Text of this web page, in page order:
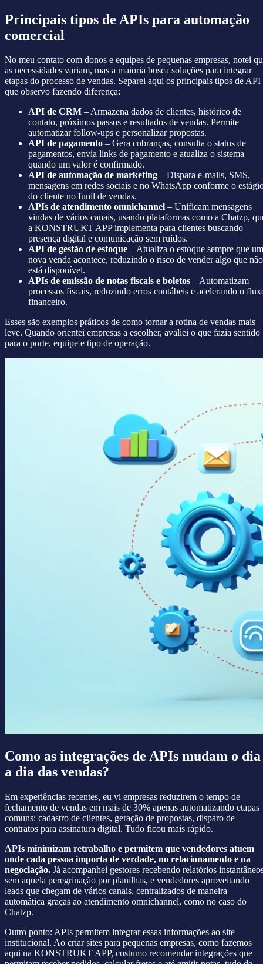
Principais tipos de APIs para automação
comercial
No meu contato com donos e equipes de pequenas empresas, notei
as necessidades variam, mas a maioria busca soluções para integrar
etapas do processo de vendas. Separei aqui os principais tipos de API
que observo fazendo diferença:
API de CRM – Armazena dados de clientes, histórico de
contato, próximos passos e resultados de vendas. Permite
automatizar follow-ups e personalizar propostas.
API de pagamento – Gera cobranças, consulta o status de
pagamentos, envia links de pagamento e atualiza o sistema
quando um valor é confirmado.
API de automação de marketing – Dispara e-mails, SMS,
mensagens em redes sociais e no WhatsApp conforme o
do cliente no funil de vendas.
APIs de atendimento omnichannel – Unificam mensagens
vindas de vários canais, usando plataformas como a Chatzp,
a KONSTRUKT APP implementa para clientes buscando
presença digital e comunicação sem ruídos.
API de gestão de estoque – Atualiza o estoque sempre que
nova venda acontece, reduzindo o risco de vender algo que não
está disponível.
APIs de emissão de notas fiscais e boletos – Automatizam
processos fiscais, reduzindo erros contábeis e acelerando o
financeiro.
Esses são exemplos práticos de como tornar a rotina de vendas mais
leve. Quando orientei empresas a escolher, avaliei o que fazia sentido
para o porte, equipe e tipo de operação.
Como as integrações de APIs mudam o dia
a dia das vendas?
Em experiências recentes, eu vi empresas reduzirem o tempo de
fechamento de vendas em mais de 30% apenas automatizando etapas
comuns: cadastro de clientes, geração de propostas, disparo de
contratos para assinatura digital. Tudo ficou mais rápido.
APIs minimizam retrabalho e permitem que vendedores atuem
onde cada pessoa importa de verdade, no relacionamento e na
negociação. Já acompanhei gestores recebendo relatórios
sem aquela peregrinação por planilhas, e vendedores aproveitando
leads que chegam de vários canais, centralizados de maneira
automática graças ao atendimento omnichannel, como no caso do
Chatzp.
Outro ponto: APIs permitem integrar essas informações ao site
institucional. Ao criar sites para pequenas empresas, como fazemos
aqui na KONSTRUKT APP, costumo recomendar integrações que